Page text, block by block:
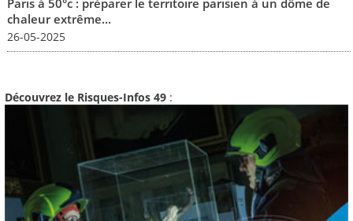
chaleur extrême...
26-05-2025
Découvrez le Risques-Infos 49 :